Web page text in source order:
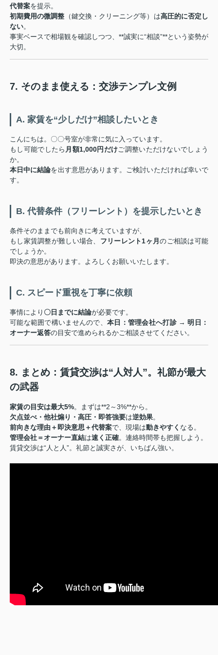
代替案を提示。
初期費用の微調整 （鍵交換・クリーニング等）は高圧的に否定し
ない。
事実ベースで相場観を確認しつつ、**誠実に“相談”**という姿勢が
大切。
7. そのまま使える：交渉テンプレ文例
A. 家賃を“少しだけ”相談したいとき
こんにちは。〇〇号室が非常に気に入っています。
もし可能でしたら 月額1,000円だけご調整いただけないでしょう
か。
本日中に結論を出す意思があります。ご検討いただければ幸いで
す。
B. 代替条件（フリーレント）を提示したいとき
条件そのままでも前向きに考えていますが、
もし家賃調整が難しい場合、 フリーレント1ヶ月のご相談は可能
でしょうか。
即決の意思があります。よろしくお願いいたします。
C. スピード重視を丁寧に依頼
事情により 〇日までに結論が必要です。
可能な範囲で構いませんので、 本日：管理会社へ打診 → 明日：
オーナー返答の目安で進められるかご相談させてください。
8. まとめ：賃貸交渉は“人対人”。礼節が最大
の武器
家賃の目安は最大5%。まずは**2～3%**から。
欠点並べ・他社煽り・高圧・即答強要は逆効果。
前向きな理由＋即決意思＋代替案で、現場は動きやすく なる。
管理会社＝オーナー直結は速く正確。連絡時間帯も把握しよう。
賃貸交渉は“人と人”。礼節と誠実さが、いちばん強い。